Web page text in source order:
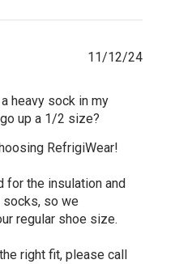
heavy sock in my
up a 1/2 size?
RefrigiWear!
for the insulation and
socks, so we
regular shoe size.
right fit, please call
11/12/24